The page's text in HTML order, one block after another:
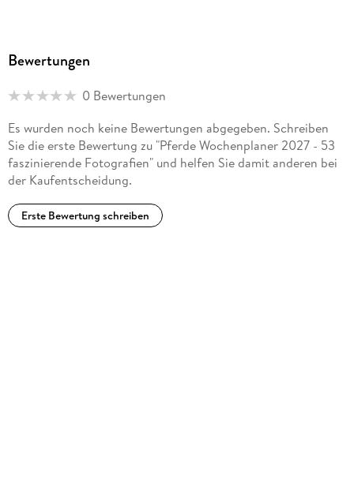
Bewertungen
0 Bewertungen
Es wurden noch keine Bewertungen abgegeben. Schreiben
Sie die erste Bewertung zu "Pferde Wochenplaner 2027 - 53
faszinierende Fotografien" und helfen Sie damit anderen bei
der Kaufentscheidung.
Erste Bewertung schreiben